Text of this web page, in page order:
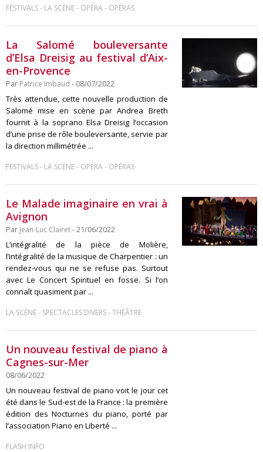
FESTIVALS- LA SCÈNE- OPÉRA- OPÉRAS
La Salomé bouleversante
d’Elsa Dreisig au festival d’Aix-
en-Provence
Par Patrice Imbaud - 08/07/2022
Très attendue, cette nouvelle production de
Salomé mise en scène par Andrea Breth
fournit à la soprano Elsa Dreisig l’occasion
d’une prise de rôle bouleversante, servie par
la direction millimétrée ...
FESTIVALS- LA SCÈNE- OPÉRA- OPÉRAS
Le Malade imaginaire en vrai à
Avignon
Par Jean-Luc Clairet- 21/06/2022
L’intégralité de la pièce de Molière,
l’intégralité de la musique de Charpentier : un
rendez-vous qui ne se refuse pas. Surtout
avec Le Concert Spirituel en fosse. Si l’on
connaît quasiment par ...
LA SCÈNE- SPECTACLES DIVERS-THÉÂTRE
Un nouveau festival de piano à
Cagnes-sur-Mer
08/06/2022
Un nouveau festival de piano voit le jour cet
été dans le Sud-est de la France : la première
édition des Nocturnes du piano, porté par
l’association Piano en Liberté ...
FLASH INFO